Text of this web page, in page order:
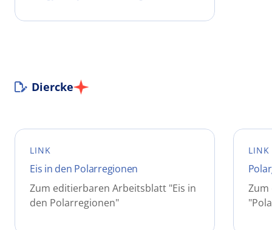
Diercke
LINK
Eis in den Polarregionen
Zum editierbaren Arbeitsblatt "Eis in
den Polarregionen"
LINK